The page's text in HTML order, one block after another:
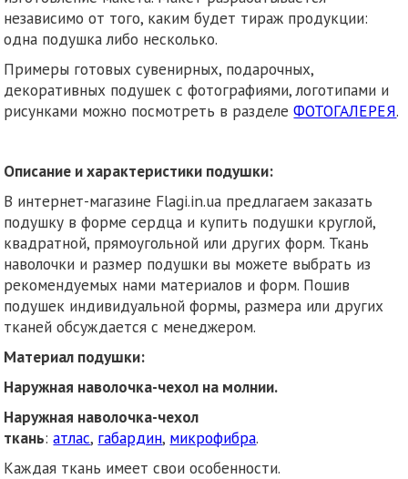
независимо от того, каким будет тираж продукции:
одна подушка либо несколько.
Примеры готовых сувенирных, подарочных,
декоративных подушек с фотографиями, логотипами и
рисунками можно посмотреть в разделеФОТОГАЛЕРЕЯ.
Описание и характеристики подушки:
В интернет-магазине Flagi.in.ua предлагаем заказать
подушку в форме сердца и купить подушки круглой,
квадратной, прямоугольной или других форм. Ткань
наволочки и размер подушки вы можете выбрать из
рекомендуемых нами материалов и форм. Пошив
подушек индивидуальной формы, размера или других
тканей обсуждается с менеджером.
Материал подушки:
Наружная наволочка-чехол на молнии.
Наружная наволочка-чехол
ткань:атлас, габардин, микрофибра.
Каждая ткань имеет свои особенности.